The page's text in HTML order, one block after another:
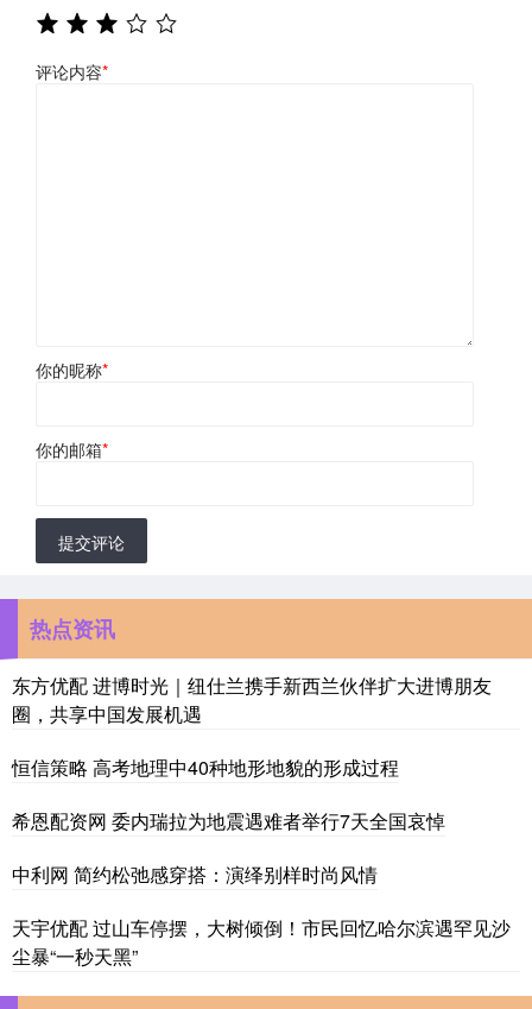
评论内容*
你的昵称*
你的邮箱*
提交评论
热点资讯
东方优配 进博时光｜纽仕兰携手新西兰伙伴扩大进博朋友
圈，共享中国发展机遇
恒信策略 高考地理中40种地形地貌的形成过程
希恩配资网 委内瑞拉为地震遇难者举行7天全国哀悼
中利网 简约松弛感穿搭：演绎别样时尚风情
天宇优配 过山车停摆，大树倾倒！市民回忆哈尔滨遇罕见沙
尘暴“一秒天黑”